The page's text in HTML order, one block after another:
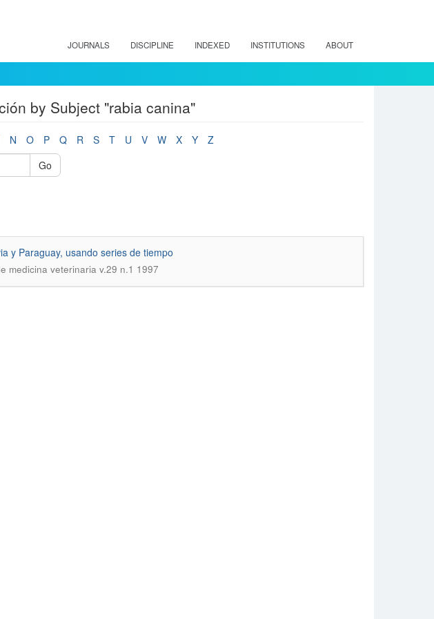
JOURNALS DISCIPLINE INDEXED INSTITUTIONS ABOUT
by Subject "rabia canina"
N O P Q R S T U V W X Y
Z
Go
y Paraguay, usando series de tiempo
medicina veterinaria v.29 n.1 1997